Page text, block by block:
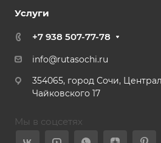
Услуги
+7 938 507-77-78
info@rutasochi.ru
354065, город Сочи,
Чайковского 17
Мы в соцсетях